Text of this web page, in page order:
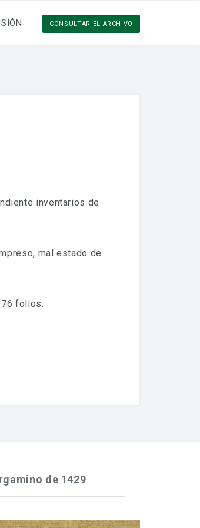
CONSULTAR EL ARCHIVO
inventarios de
mal estado de
folios.
de 1429